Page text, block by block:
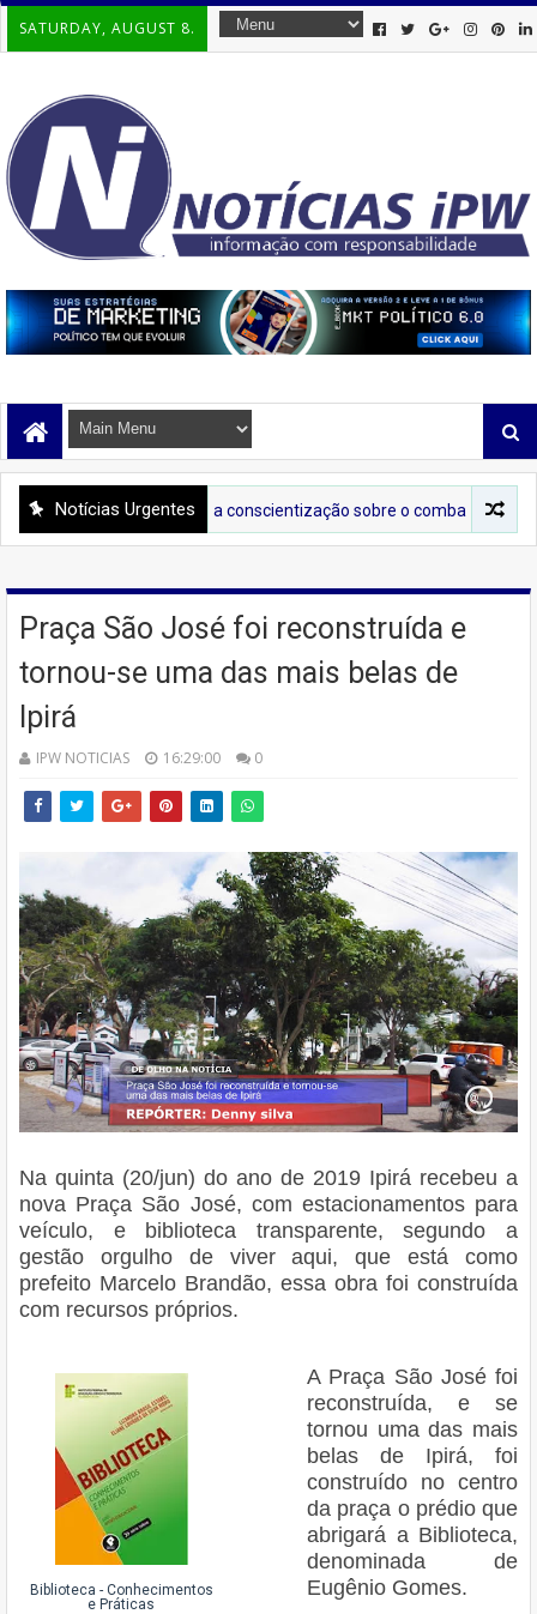
SATURDAY, AUGUST 8.
Notícias Urgentes
Tenda Lilás leva conscientização sobre o combate à violência contra
Praça São José foi reconstruída e
tornou-se uma das mais belas de
Ipirá
IPW NOTICIAS 16:29:00 0
Na quinta (20/jun) do ano de 2019 Ipirá recebeu a
nova Praça São José, com estacionamentos para
veículo, e biblioteca transparente, segundo a
gestão orgulho de viver aqui, que está como
prefeito Marcelo Brandão, essa obra foi construída
com recursos próprios.
Biblioteca - Conhecimentos
e Práticas
A Praça São José foi
reconstruída, e se
tornou uma das mais
belas de Ipirá, foi
construído no centro
da praça o prédio que
abrigará a Biblioteca,
denominada de
Eugênio Gomes.